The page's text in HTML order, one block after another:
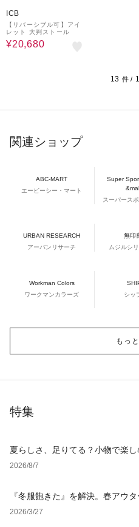
ICB
【リバーシブル可】アイ
レット 大判ストール
¥20,680
13 件 /
関連ショップ
ABC-MART
エービーシー・マート
Super
スーパース
URBAN RESEARCH
アーバンリサーチ
無印
ムジルシ
Workman Colors
ワークマンカラーズ
シッ
もっ
特集
夏らしさ、足りてる？小物で楽
2026/8/7
『冬服飽きた』を解決。春アウ
別』レイヤード術
2026/3/27